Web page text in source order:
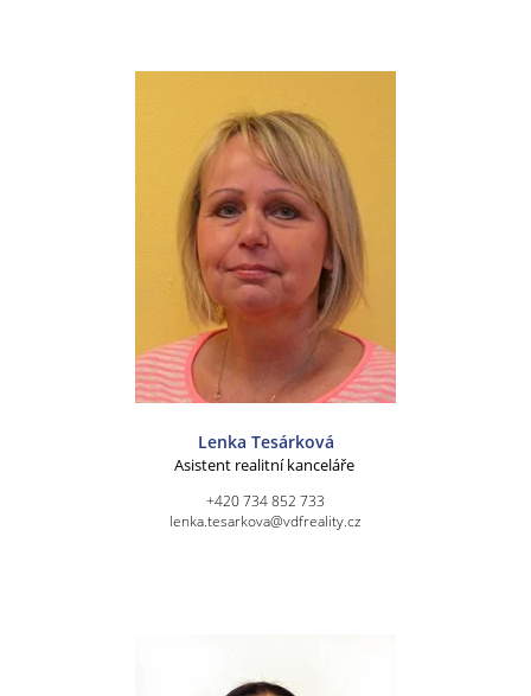
Lenka Tesárková
Asistent realitní kanceláře
+420 734 852 733
lenka.tesarkova@vdfreality.cz